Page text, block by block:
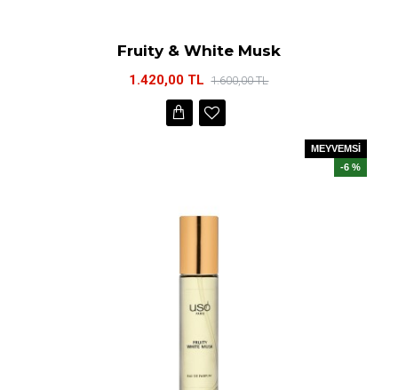
Fruity & White Musk
1.420,00 TL 1.600,00 TL
MEYVEMSİ
-6 %